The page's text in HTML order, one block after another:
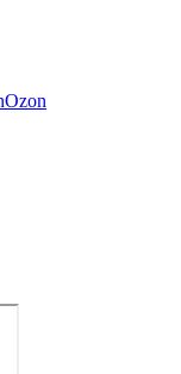
Ozon